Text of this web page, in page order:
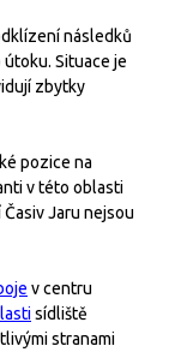
následků
Situace je
zbytky
pozice na
v této oblasti
Jaru nejsou
v centru
sídliště
stranami